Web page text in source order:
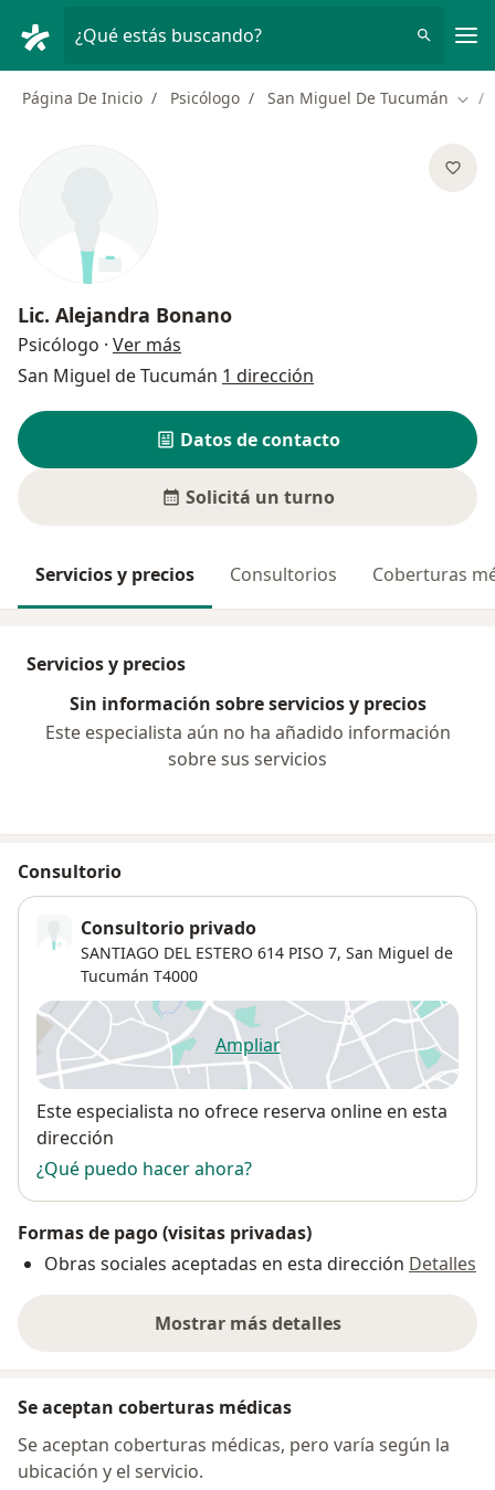
¿Qué estás buscando?
Página De Inicio Psicólogo San Miguel De Tucumán
Lic. Alejandra Bonano
Psicólogo · Ver más
San Miguel de Tucumán 1 dirección
Datos de contacto
Solicitá un turno
Servicios y precios Consultorios Coberturas
Servicios y precios
Sin información sobre servicios y precios
Este especialista aún no ha añadido información
sobre sus servicios
Consultorio
Consultorio privado
SANTIAGO DEL ESTERO 614 PISO 7, San Miguel de
Tucumán T4000
Ampliarse abre en una nueva
Disponibilidad
Este especialista no ofrece reserva online en esta
dirección
¿Qué puedo hacer ahora?
Formas de pago (visitas privadas)
Obras sociales aceptadas en esta dirección Detalles
Mostrar más detalles
sobre la dirección
Se aceptan coberturas médicas
Se aceptan coberturas médicas, pero varía según la
ubicación y el servicio.